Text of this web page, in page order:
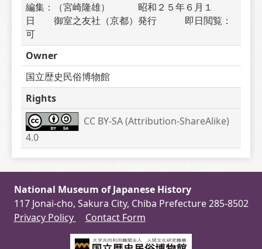
編集：（宮崎隆雄）　　　昭和２５年６月１
日　　御室之友社（京都）発行　　　即日閲覧：
可
Owner
国立歴史民俗博物館
Rights
CC BY-SA (Attribution-ShareAlike)
4.0
National Museum of Japanese History
117 Jonai-cho, Sakura City, Chiba Prefecture 285-8502
Privacy Policy
Contact Form